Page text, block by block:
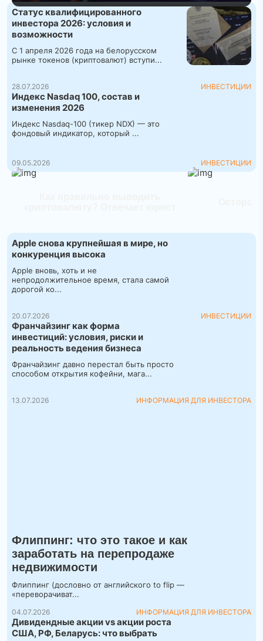
Статус квалифицированного
инвестора 2026: условия и
возможности
С 1 апреля 2026 года на белорусском
рынке токенов (криптовалют) вступи...
28.07.2026 ИНВЕСТИЦИИ
Apple снова крупнейшая в мире, но
конкуренция высока
Apple вновь, хоть и не
непродолжительное время, стала самой
дорогой ко...
20.07.2026 ИНВЕСТИЦИИ
Франчайзинг как форма
инвестиций: условия, риски и
реальность ведения бизнеса
Франчайзинг давно перестал быть просто
способом открытия кофейни, мага...
13.07.2026 ИНФОРМАЦИЯ ДЛЯ ИНВЕСТОРА
Флиппинг: что это такое и как
заработать на перепродаже
недвижимости
Флиппинг (дословно от английского to flip —
«переворачиват...
04.07.2026 ИНФОРМАЦИЯ ДЛЯ ИНВЕСТОРА
Дивидендные акции vs акции роста
США, РФ, Беларусь: что выбрать
Индекс Nasdaq 100, состав и
изменения 2026
Индекс Nasdaq-100 (тикер NDX) — это
фондовый индикатор, который ...
09.05.2026 ИНВЕСТИЦИИ